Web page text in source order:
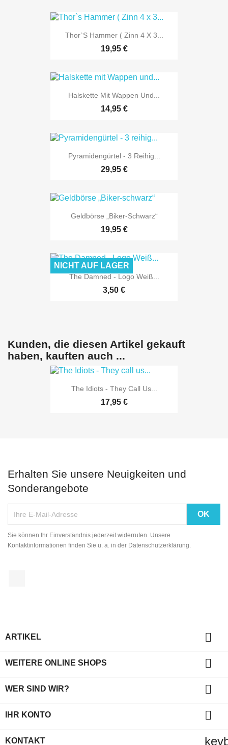
Thor`s Hammer ( Zinn 4 X 3...
19,95 €
Halskette Mit Wappen Und...
14,95 €
Pyramidengürtel - 3 Reihig...
29,95 €
Geldbörse „Biker-Schwarz“
19,95 €
The Damned - Logo Weiß...
3,50 €
NICHT AUF LAGER
Kunden, die diesen Artikel gekauft
haben, kauften auch ...
The Idiots - They Call Us...
17,95 €
Erhalten Sie unsere Neuigkeiten und
Sonderangebote
Sie können Ihr Einverständnis jederzeit widerrufen. Unsere
Kontaktinformationen finden Sie u. a. in der Datenschutzerklärung.
ARTIKEL 
WEITERE ONLINE SHOPS 
WER SIND WIR? 
IHR KONTO 
KONTAKT